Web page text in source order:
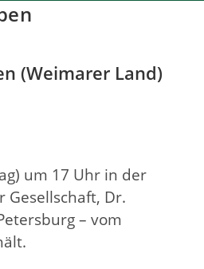
(Weimarer Land)
um 17 Uhr in der
Gesellschaft, Dr.
– vom